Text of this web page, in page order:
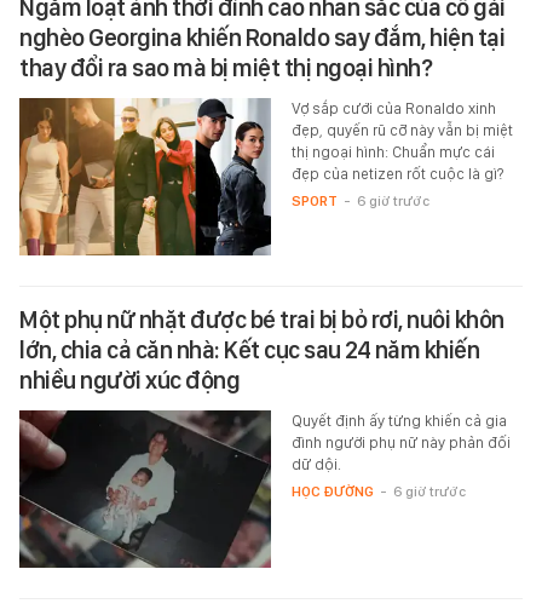
Ngắm loạt ảnh thời đỉnh cao nhan sắc của cô gái
nghèo Georgina khiến Ronaldo say đắm, hiện tại
thay đổi ra sao mà bị miệt thị ngoại hình?
Vợ sắp cưới của Ronaldo xinh
đẹp, quyến rũ cỡ này vẫn bị miệt
thị ngoại hình: Chuẩn mực cái
đẹp của netizen rốt cuộc là gì?
SPORT - 6 giờ trước
Một phụ nữ nhặt được bé trai bị bỏ rơi, nuôi khôn
lớn, chia cả căn nhà: Kết cục sau 24 năm khiến
nhiều người xúc động
Quyết định ấy từng khiến cả gia
đình người phụ nữ này phản đối
dữ dội.
HỌC ĐƯỜNG - 6 giờ trước